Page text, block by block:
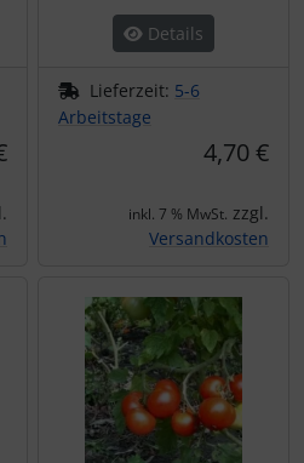
Details
Lieferzeit: 5-6
Arbeitstage
4,70 €
inkl. 7 % MwSt. zzgl.
Versandkosten